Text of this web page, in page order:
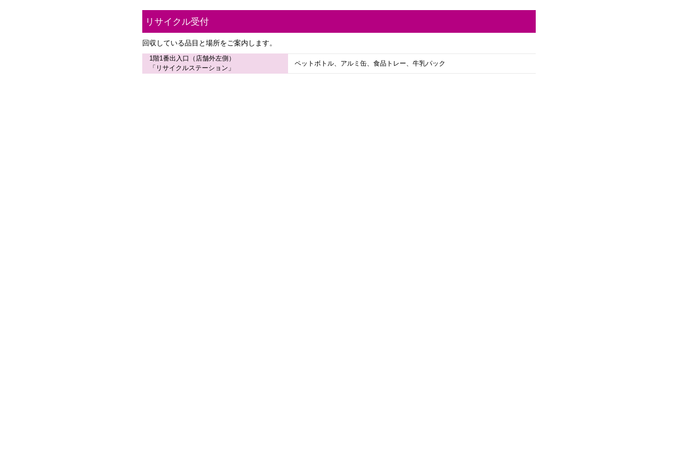
リサイクル受付
回収している品目と場所をご案内します。
1階1番出入口（店舗外左側）
「リサイクルステーション」
ペットボトル、アルミ缶、食品トレー、牛乳パック